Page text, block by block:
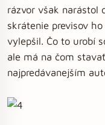
rázvor však narástol
skrátenie previsov
vylepšil. Čo to urobí
ale má na čom
najpredávanejším